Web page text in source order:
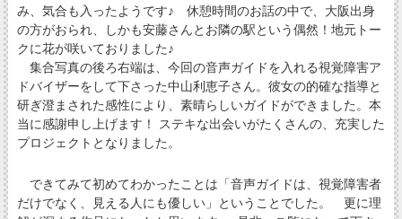
み、気合も入ったようです♪ 休憩時間のお話の中で、大阪出身
の方がおられ、しかも安藤さんとお隣の駅という偶然！地元トー
クに花が咲いておりました♪
集合写真の後ろ右端は、今回の音声ガイドを入れる視覚障害ア
ドバイザーをして下さった中山利恵子さん。彼女の的確な指導と
研ぎ澄まされた感性により、素晴らしいガイドができました。本
当に感謝申し上げます！ ステキな出会いがたくさんの、充実した
プロジェクトとなりました。
できてみて初めてわかったことは「音声ガイドは、視覚障害者
だけでなく、見える人にも優しい」ということでした。 更に理